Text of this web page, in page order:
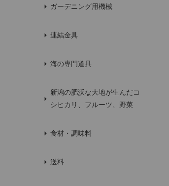
ガーデニング用機械
連結金具
海の専門道具
新潟の肥沃な大地が生んだコ
シヒカリ、フルーツ、野菜
食材・調味料
送料